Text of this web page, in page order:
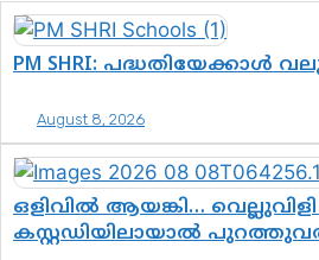
PM SHRI: പദ്ധതിയേക്കാൾ
August 8, 2026
ഒളിവിൽ ആയങ്കി…
കസ്റ്റഡിയിലായാൽ